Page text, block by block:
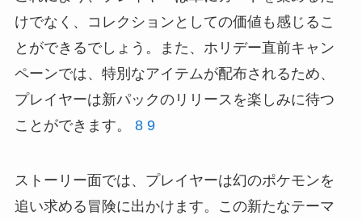
けでなく、コレクションとしての価値も感じるこ
とができるでしょう。また、ホリデー直前キャン
ペーンでは、特別なアイテムが配布されるため、
プレイヤーは新パックのリリースを楽しみに待つ
ことができます。 8 9
ストーリー面では、プレイヤーは幻のポケモンを
追い求める冒険に出かけます。この新たなテーマ